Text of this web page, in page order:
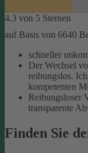
4.3 von 5 Sternen
auf Basis von 6640
schneller
Der Wechsel
reibungslos.
kompetenten
Reibungsloser
transparente
Finden Sie